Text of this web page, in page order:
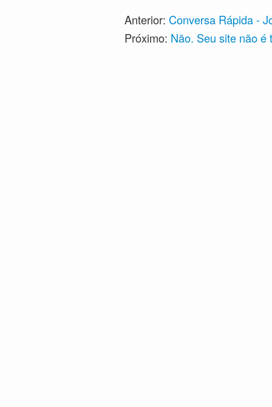
Anterior: Conversa Rápida -
Próximo: Não. Seu site não é